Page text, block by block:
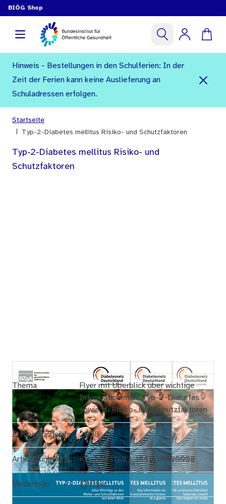
BIÖG Shop
Hinweis - Bestellungen in den Schulferien: In der
Zeit der Ferien kann keine Auslieferung an
Schuladressen erfolgen.
Startseite
Typ-2-Diabetes mellitus Risiko- und Schutzfaktoren
Typ-2-Diabetes mellitus Risiko- und
Schutzfaktoren
Thema
Flyer mit Überblick über wichtige
Informationen zu Typ-2-Diabetes
sowie zu Risiko- und Schutzfaktoren
Erscheinungsjahr 2023
Artikelnummer KP_20231207_1645_66100008
Medientyp Flyer